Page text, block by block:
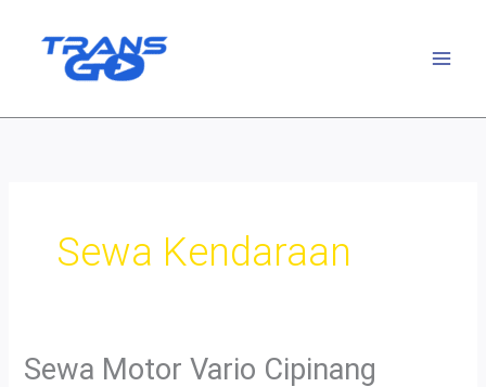
Sewa Kendaraan
Sewa Motor Vario Cipinang